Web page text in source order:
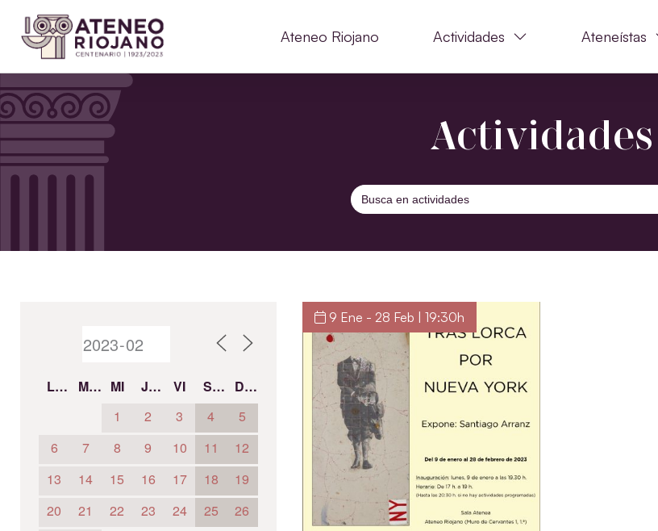
Ateneo Riojano Actividades Ateneístas
Actividades
Buscar:
LU MA MI JU VI SÁ
DO
1
2 3 4
5
6
7 8 9 10 11
12
13
14 15 16 17 18
19
20
21 22 23 24 25
26
9 Ene - 28 Feb | 19:30h